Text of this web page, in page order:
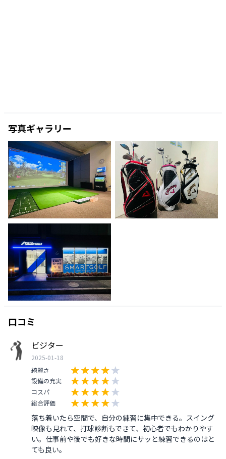
写真ギャラリー
口コミ
ビジター
2025-01-18
綺麗さ
設備の充実
コスパ
総合評価
落ち着いたら空間で、自分の練習に集中できる。スイング
映像も見れて、打球診断もできて、初心者でもわかりやす
い。仕事前や後でも好きな時間にサッと練習できるのはと
ても良い。